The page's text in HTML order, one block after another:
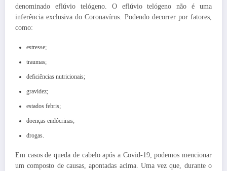
denominado eflúvio telógeno. O eflúvio telógeno não é uma
inferência exclusiva do Coronavírus. Podendo decorrer por fatores,
como:
estresse;
traumas;
deficiências nutricionais;
gravidez;
estados febris;
doenças endócrinas;
drogas.
Em casos de queda de cabelo após a Covid-19, podemos mencionar
um composto de causas, apontadas acima. Uma vez que, durante o